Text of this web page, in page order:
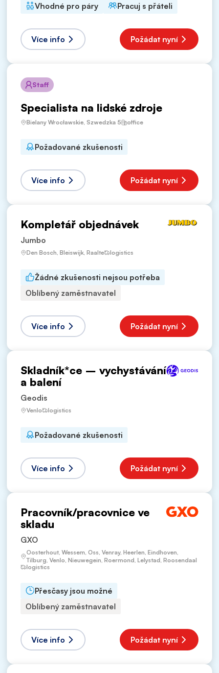
Vhodné pro páry
Pracuj s přáteli
Více info Požádat nyní
Staff
Specialista na lidské zdroje
Bielany Wrocławskie, Szwedzka 5 office
Požadované zkušenosti
Více info Požádat nyní
Kompletář objednávek
Jumbo
Den Bosch, Bleiswijk, Raalte logistics
Žádné zkušenosti nejsou potřeba
Oblíbený zaměstnavatel
Více info Požádat nyní
Skladník*ce – vychystávání
a balení
Geodis
Venlo logistics
Požadované zkušenosti
Více info Požádat nyní
Pracovník/pracovnice ve
skladu
GXO
Oosterhout, Wessem, Oss, Venray, Heerlen, Eindhoven,
Tilburg, Venlo, Nieuwegein, Roermond, Lelystad, Roosendaal
logistics
Přesčasy jsou možné
Oblíbený zaměstnavatel
Více info Požádat nyní